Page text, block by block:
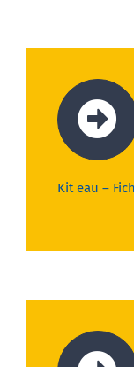
Kit eau –